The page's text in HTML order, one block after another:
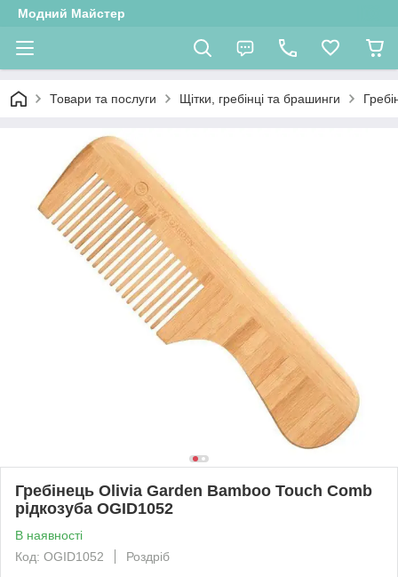
Модний Майстер
Товари та послуги Щітки, гребінці та брашинги
Гребінець Olivia Garden Bamboo Touch Comb
рідкозуба OGID1052
В наявності
Код: OGID1052
Роздріб